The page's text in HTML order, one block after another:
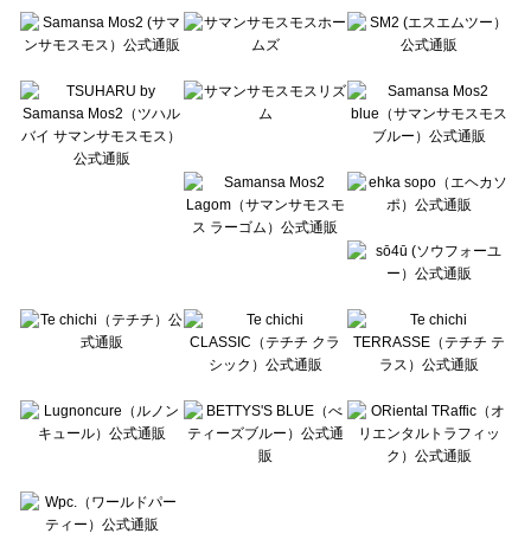
Te chichi（テチチ）のトップス一覧
Te chichi CLASSIC（テチチ クラシック）のトップス一覧
Lugnoncure（ルノンキュール）のトップス一覧
BETTY'S BLUE（べティーズブルー）のトップス一覧
Wpc.（ワールドパーティー）のトップス一覧